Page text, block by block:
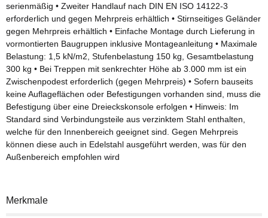
serienmäßig • Zweiter Handlauf nach DIN EN ISO 14122-3
erforderlich und gegen Mehrpreis erhältlich • Stirnseitiges Geländer
gegen Mehrpreis erhältlich • Einfache Montage durch Lieferung in
vormontierten Baugruppen inklusive Montageanleitung • Maximale
Belastung: 1,5 kN/m2, Stufenbelastung 150 kg, Gesamtbelastung
300 kg • Bei Treppen mit senkrechter Höhe ab 3.000 mm ist ein
Zwischenpodest erforderlich (gegen Mehrpreis) • Sofern bauseits
keine Auflageflächen oder Befestigungen vorhanden sind, muss die
Befestigung über eine Dreieckskonsole erfolgen • Hinweis: Im
Standard sind Verbindungsteile aus verzinktem Stahl enthalten,
welche für den Innenbereich geeignet sind. Gegen Mehrpreis
können diese auch in Edelstahl ausgeführt werden, was für den
Außenbereich empfohlen wird
Merkmale